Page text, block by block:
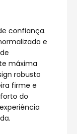
confiança.
e
máxima
robusto
firme e
do